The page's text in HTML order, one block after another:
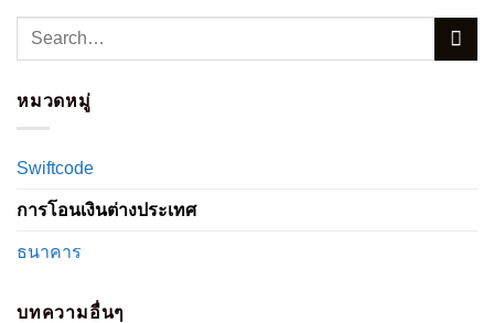
หมวดหมู่
Swiftcode
การโอนเงินต่างประเทศ
ธนาคาร
บทความอื่นๆ